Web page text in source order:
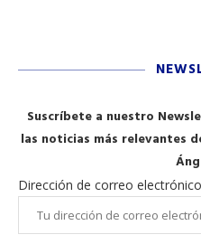
Suscríbete a nuestro
las noticias más relevantes
Dirección de correo